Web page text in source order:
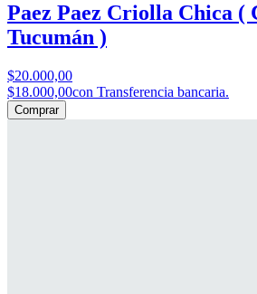
Paez Paez Criolla Chica (
Tucumán )
$20.000,00
$18.000,00con Transferencia bancaria.
Comprar